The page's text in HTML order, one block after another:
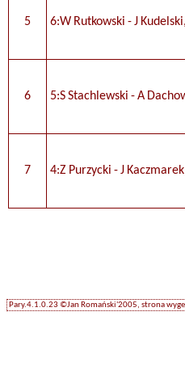
5 6:W Rutkowski - J
6 5:S Stachlewski - A
7 4:Z Purzycki - J
Pary.4.1.0.23 ©Jan Romański'2005, strona